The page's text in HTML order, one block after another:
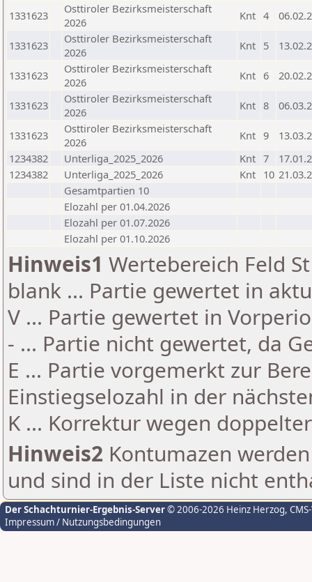
1331623
Osttiroler Bezirksmeisterschaft
2026
Knt 4
1331623
Osttiroler Bezirksmeisterschaft
2026
Knt 5
1331623
Osttiroler Bezirksmeisterschaft
2026
Knt 6
1331623
Osttiroler Bezirksmeisterschaft
2026
Knt 8
1331623
Osttiroler Bezirksmeisterschaft
2026
Knt 9
1234382
Unterliga_2025_2026 Knt 7
1234382
Unterliga_2025_2026 Knt 10
Gesamtpartien 10
Elozahl per 01.04.2026
Elozahl per 01.07.2026
Elozahl per 01.10.2026
Hinweis1 Wertebereich Feld
blank ... Partie gewertet in
V ... Partie gewertet in
- ... Partie nicht gewertet, da
E ... Partie vorgemerkt zur
Einstiegselozahl in der
K ... Korrektur wegen
Hinweis2 Kontumazen
und sind in der Liste nicht
Der Schachturnier-Ergebnis-Server© 2006-2026 Heinz Herzog,
Impressum / Nutzungsbedingungen